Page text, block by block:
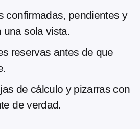
confirmadas, pendientes y
una sola vista.
reservas antes de que
de cálculo y pizarras con
de verdad.